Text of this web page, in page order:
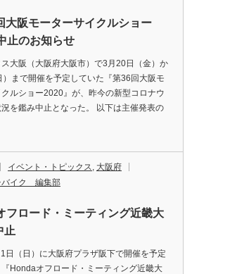
大阪モーターサイクルショー
止のお知らせ
大阪（大阪府大阪市）で3月20日（金）か
）まで開催を予定していた『第36回大阪モ
ルショー2020』が、昨今の新型コロナウ
を鑑み中止となった。 以下は主催発表の
イベント・トピックス, 大阪府
バイク 編集部
フロード・ミーティング近畿大
止
日（日）に大阪府プラザ阪下で開催を予定
『Hondaオフロード・ミーティング近畿大